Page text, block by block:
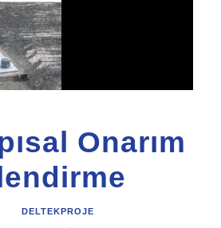
Onarım
DELTEKPROJE